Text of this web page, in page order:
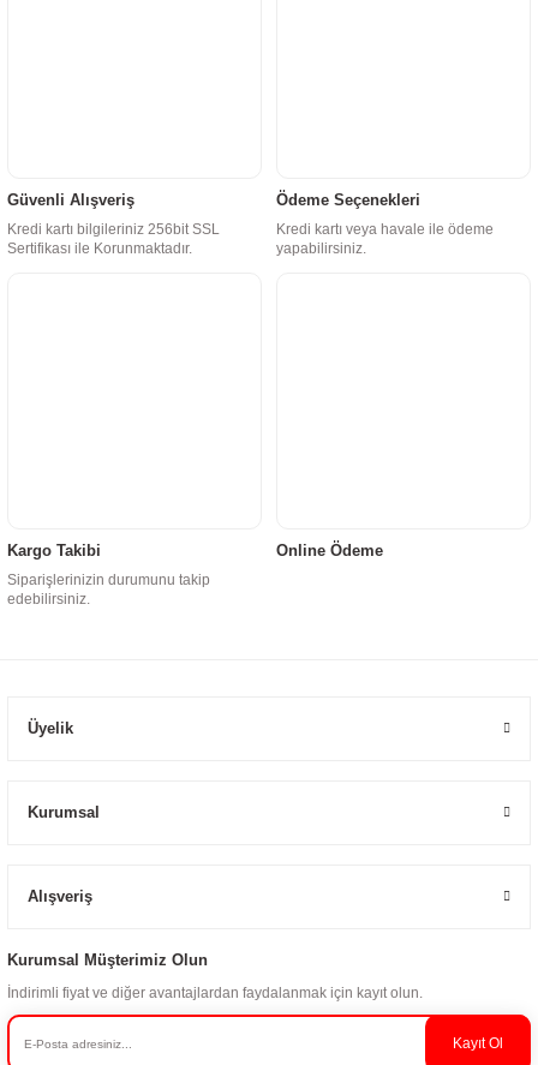
Güvenli Alışveriş
Kredi kartı bilgileriniz 256bit SSL
Sertifikası ile Korunmaktadır.
Ödeme Seçenekleri
Kredi kartı veya havale ile ödeme
yapabilirsiniz.
Kargo Takibi
Siparişlerinizin durumunu takip
edebilirsiniz.
Online Ödeme
Üyelik
Kurumsal
Alışveriş
Kurumsal Müşterimiz Olun
İndirimli fiyat ve diğer avantajlardan faydalanmak için kayıt olun.
Kayıt Ol